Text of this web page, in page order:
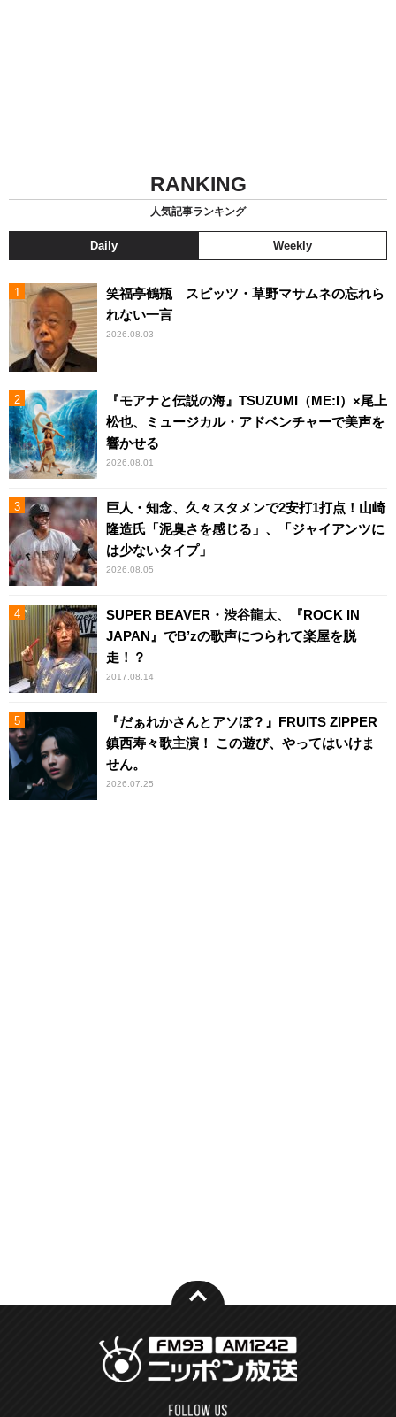
RANKING
人気記事ランキング
Daily Weekly
笑福亭鶴瓶 スピッツ・草野マサムネの忘れら
れない一言
2026.08.03
『モアナと伝説の海』TSUZUMI（ME:I）×尾上
松也、ミュージカル・アドベンチャーで美声を
響かせる
2026.08.01
巨人・知念、久々スタメンで2安打1打点！山崎
隆造氏「泥臭さを感じる」、「ジャイアンツに
は少ないタイプ」
2026.08.05
SUPER BEAVER・渋谷龍太、『ROCK IN
JAPAN』でB’zの歌声につられて楽屋を脱
走！？
2017.08.14
『だぁれかさんとアソぼ？』FRUITS ZIPPER
鎮西寿々歌主演！ この遊び、やってはいけま
せん。
2026.07.25